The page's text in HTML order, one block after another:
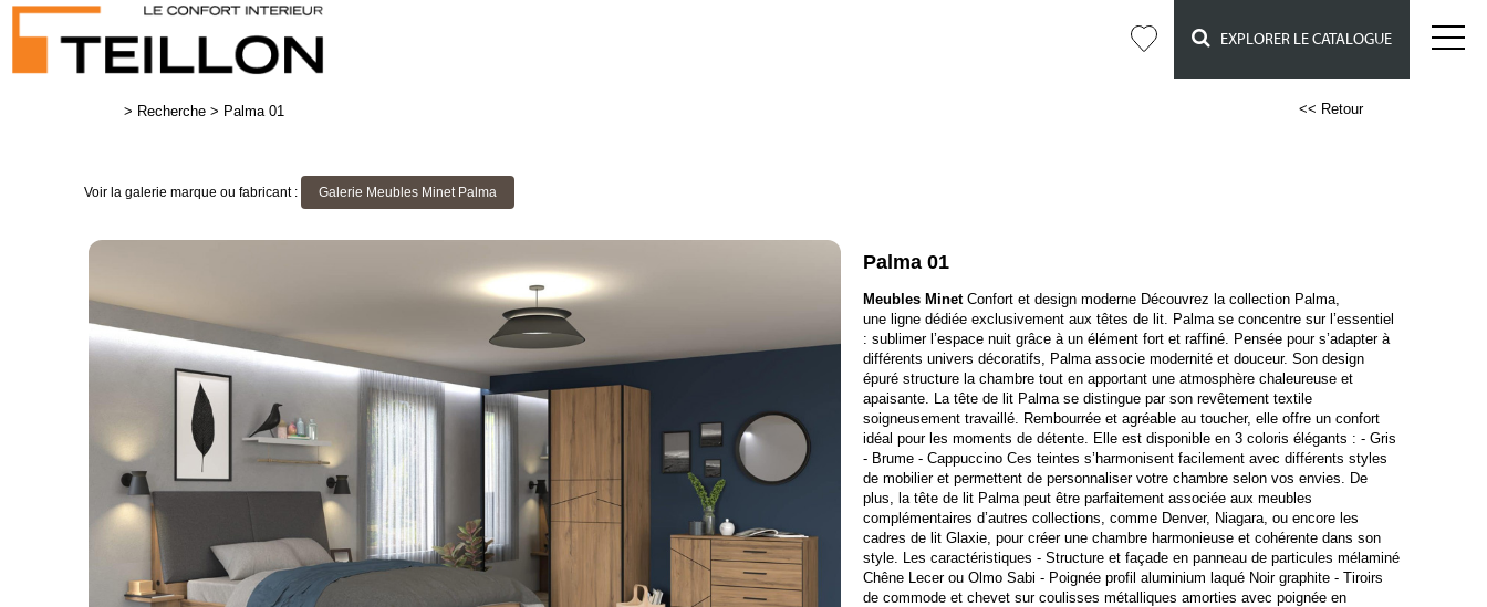
EXPLORER LE CATALOGUE
> Recherche > Palma 01 << Retour
Voir la galerie marque ou fabricant : Galerie Meubles Minet Palma
Palma 01
Meubles MinetConfort et design moderne Découvrez la collection Palma,
une ligne dédiée exclusivement aux têtes de lit. Palma se concentre sur l’essentiel
: sublimer l’espace nuit grâce à un élément fort et raffiné. Pensée pour s’adapter à
différents univers décoratifs, Palma associe modernité et douceur. Son design
épuré structure la chambre tout en apportant une atmosphère chaleureuse et
apaisante. La tête de lit Palma se distingue par son revêtement textile
soigneusement travaillé. Rembourrée et agréable au toucher, elle offre un confort
idéal pour les moments de détente. Elle est disponible en 3 coloris élégants : - Gris
- Brume - Cappuccino Ces teintes s’harmonisent facilement avec différents styles
de mobilier et permettent de personnaliser votre chambre selon vos envies. De
plus, la tête de lit Palma peut être parfaitement associée aux meubles
complémentaires d’autres collections, comme Denver, Niagara, ou encore les
cadres de lit Glaxie, pour créer une chambre harmonieuse et cohérente dans son
style. Les caractéristiques - Structure et façade en panneau de particules mélaminé
Chêne Lecer ou Olmo Sabi - Poignée profil aluminium laqué Noir graphite - Tiroirs
de commode et chevet sur coulisses métalliques amorties avec poignée en